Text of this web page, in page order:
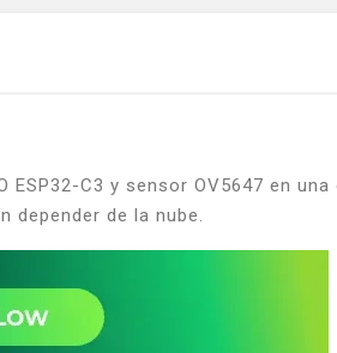
C3 y sensor OV5647 en una
depender de la nube.